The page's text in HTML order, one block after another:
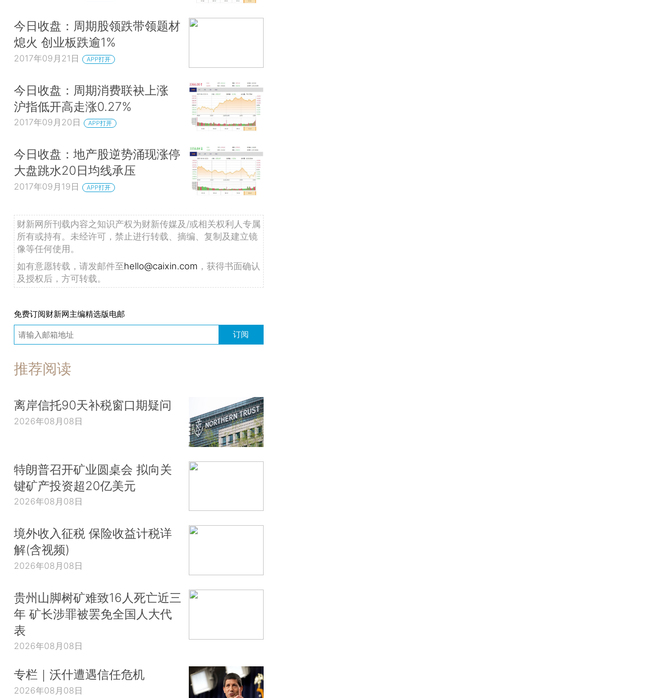
今日收盘：周期股领跌带领题材
熄火 创业板跌逾1%
2017年09月21日 APP打开
今日收盘：周期消费联袂上涨
沪指低开高走涨0.27%
2017年09月20日 APP打开
今日收盘：地产股逆势涌现涨停
大盘跳水20日均线承压
2017年09月19日 APP打开
财新网所刊载内容之知识产权为财新传媒及/或相关权利人专属
所有或持有。未经许可，禁止进行转载、摘编、复制及建立镜
像等任何使用。
如有意愿转载，请发邮件至hello@caixin.com ，获得书面确认
及授权后，方可转载。
免费订阅财新网主编精选版电邮
订阅
推荐阅读
离岸信托90天补税窗口期疑问
2026年08月08日
特朗普召开矿业圆桌会 拟向关
键矿产投资超20亿美元
2026年08月08日
境外收入征税 保险收益计税详
解(含视频)
2026年08月08日
贵州山脚树矿难致16人死亡近三
年 矿长涉罪被罢免全国人大代
表
2026年08月08日
专栏｜沃什遭遇信任危机
2026年08月08日